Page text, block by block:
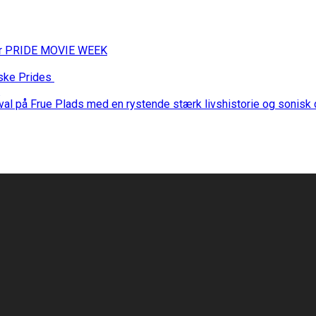
MOVIE WEEK
Prides
på Frue Plads med en rystende stærk livshistorie og sonisk